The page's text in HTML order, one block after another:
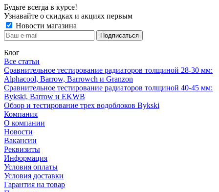
Будьте всегда в курсе!
Узнавайте о скидках и акциях первым
Новости магазина
Блог
Все статьи
Сравнительное тестирование радиаторов толщиной 28-30 мм:
Alphacool, Barrow, Barrowch и Granzon
Сравнительное тестирование радиаторов толщиной 40-45 мм:
Bykski, Barrow и EKWB
Обзор и тестирование трех водоблоков Bykski
Компания
О компании
Новости
Вакансии
Реквизиты
Информация
Условия оплаты
Условия доставки
Гарантия на товар